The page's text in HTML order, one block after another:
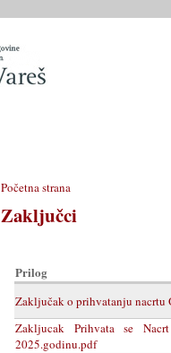
Početna strana
Zaključci
Prilog
Zaključak o prihvatanju nacrtu
Zakljucak Prihvata se
2025.godinu.pdf